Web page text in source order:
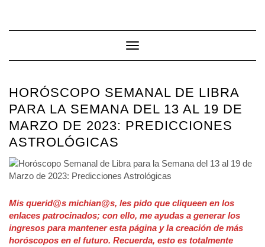
Toggle Navigation
HORÓSCOPO SEMANAL DE LIBRA
PARA LA SEMANA DEL 13 AL 19 DE
MARZO DE 2023: PREDICCIONES
ASTROLÓGICAS
Mis querid@s michian@s, les pido que cliqueen en los
enlaces patrocinados; con ello, me ayudas a generar los
ingresos para mantener esta página y la creación de más
horóscopos en el futuro. Recuerda, esto es totalmente